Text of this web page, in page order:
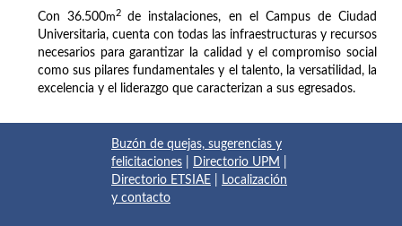
Con 36.500m2
de instalaciones, en el Campus de Ciudad
Universitaria, cuenta con todas las infraestructuras y recursos
necesarios para garantizar la calidad y el compromiso social
como sus pilares fundamentales y el talento, la versatilidad, la
excelencia y el liderazgo que caracterizan a sus egresados.
Buzón de quejas, sugerencias y
felicitaciones
Directorio UPM
Directorio ETSIAE
Localización
y contacto